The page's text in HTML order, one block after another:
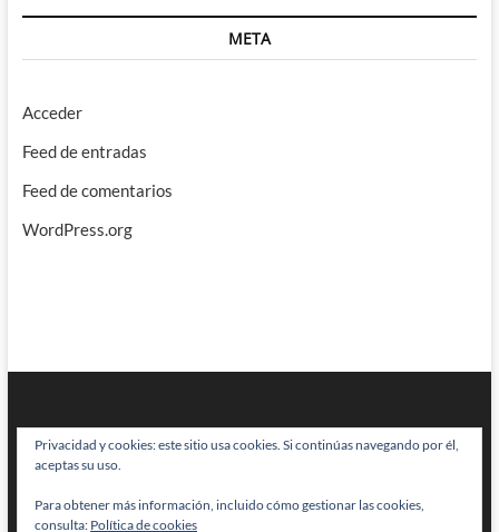
META
Acceder
Feed de entradas
Feed de comentarios
WordPress.org
BRAINSTOMPING| Diseñado por:Theme Freesia|WordPress| © Todos
Privacidad y cookies: este sitio usa cookies. Si continúas navegando por él,
aceptas su uso.
Para obtener más información, incluido cómo gestionar las cookies,
consulta: Política de cookies